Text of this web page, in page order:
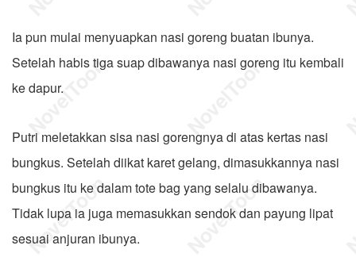
Ia pun mulai menyuapkan nasi goreng buatan ibunya.
Setelah habis tiga suap dibawanya nasi goreng itu kembali
ke dapur.
Putri meletakkan sisa nasi gorengnya di atas kertas nasi
bungkus. Setelah diikat karet gelang, dimasukkannya nasi
bungkus itu ke dalam tote bag yang selalu dibawanya.
Tidak lupa ia juga memasukkan sendok dan payung lipat
sesuai anjuran ibunya.